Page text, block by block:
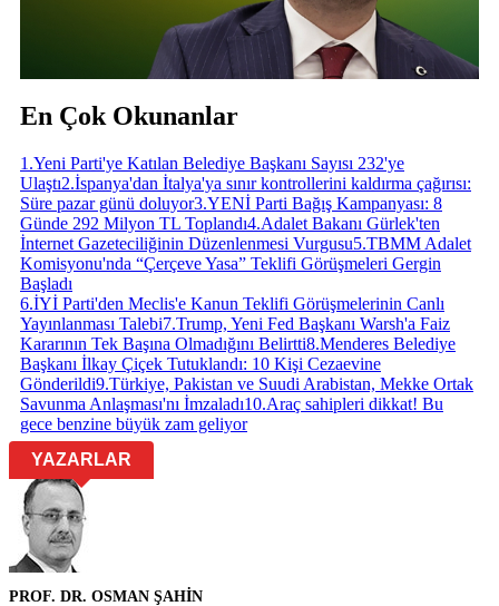
En Çok Okunanlar
1 .Yeni Parti'ye Katılan Belediye Başkanı Sayısı 232'ye
Ulaştı2.İspanya'dan İtalya'ya sınır kontrollerini kaldırma çağırısı:
Süre pazar günü doluyor3.YENİ Parti Bağış Kampanyası: 8
Günde 292 Milyon TL Toplandı4.Adalet Bakanı Gürlek'ten
İnternet Gazeteciliğinin Düzenlenmesi Vurgusu5.TBMM Adalet
Komisyonu'nda “Çerçeve Yasa” Teklifi Görüşmeleri Gergin
Başladı
6.İYİ Parti'den Meclis'e Kanun Teklifi Görüşmelerinin Canlı
Yayınlanması Talebi7.Trump, Yeni Fed Başkanı Warsh'a Faiz
Kararının Tek Başına Olmadığını Belirtti8.Menderes Belediye
Başkanı İlkay Çiçek Tutuklandı: 10 Kişi Cezaevine
Gönderildi9.Türkiye, Pakistan ve Suudi Arabistan, Mekke Ortak
Savunma Anlaşması'nı İmzaladı10.Araç sahipleri dikkat! Bu
gece benzine büyük zam geliyor
YAZARLAR
PROF. DR. OSMAN ŞAHİN